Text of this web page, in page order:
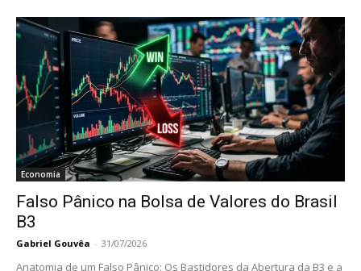
Economia
Falso Pânico na Bolsa de Valores do Brasil
B3
Gabriel Gouvêa - 31/07/2026
Anatomia de um Falso Pânico: Os Bastidores da Abertura da B3 e a